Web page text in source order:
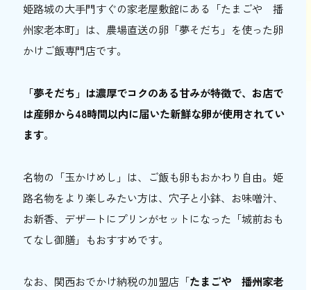
姫路城の大手門すぐの家老屋敷館にある「たまごや 播
州家老本町」は、農場直送の卵「夢そだち」を使った卵
かけご飯専門店です。
「夢そだち」は濃厚でコクのある甘みが特徴で、お店で
は産卵から48時間以内に届いた新鮮な卵が使用されてい
ます。
名物の「玉かけめし」は、ご飯も卵もおかわり自由。姫
路名物をより楽しみたい方は、穴子と小鉢、お味噌汁、
お新香、デザートにプリンがセットになった「城前おも
てなし御膳」もおすすめです。
なお、関西おでかけ納税の加盟店「たまごや 播州家老